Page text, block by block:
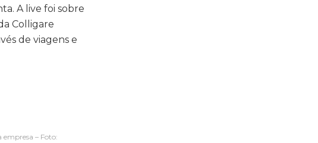
A live foi sobre
Colligare
de viagens e
empresa – Foto: